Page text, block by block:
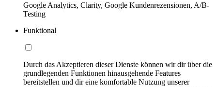
Google Analytics, Clarity, Google Kundenrezensionen, A/B-
Testing
Funktional
Durch das Akzeptieren dieser Dienste können wir dir über die
grundlegenden Funktionen hinausgehende Features
bereitstellen und dir eine komfortable Nutzung unserer